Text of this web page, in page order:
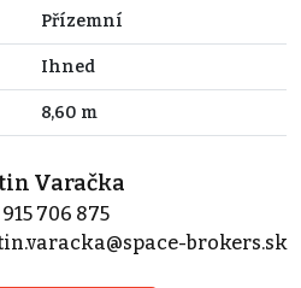
Přízemní
Ihned
8,60 m
Varačka
706 875
brokers.sk